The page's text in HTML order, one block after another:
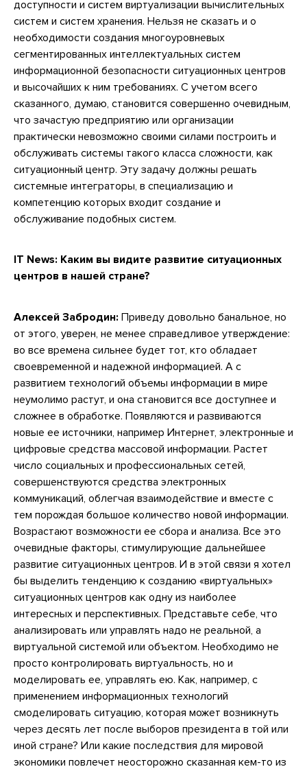
доступности и систем виртуализации вычислительных
систем и систем хранения. Нельзя не сказать и о
необходимости создания многоуровневых
сегментированных интеллектуальных систем
информационной безопасности ситуационных центров
и высочайших к ним требованиях. С учетом всего
сказанного, думаю, становится совершенно очевидным,
что зачастую предприятию или организации
практически невозможно своими силами построить и
обслуживать системы такого класса сложности, как
ситуационный центр. Эту задачу должны решать
системные интеграторы, в специализацию и
компетенцию которых входит создание и
обслуживание подобных систем.
IT News: Каким вы видите развитие ситуационных
центров в нашей стране?
Алексей Забродин: Приведу довольно банальное, но
от этого, уверен, не менее справедливое утверждение:
во все времена сильнее будет тот, кто обладает
своевременной и надежной информацией. А с
развитием технологий объемы информации в мире
неумолимо растут, и она становится все доступнее и
сложнее в обработке. Появляются и развиваются
новые ее источники, например Интернет, электронные и
цифровые средства массовой информации. Растет
число социальных и профессиональных сетей,
совершенствуются средства электронных
коммуникаций, облегчая взаимодействие и вместе с
тем порождая большое количество новой информации.
Возрастают возможности ее сбора и анализа. Все это
очевидные факторы, стимулирующие дальнейшее
развитие ситуационных центров. И в этой связи я хотел
бы выделить тенденцию к созданию «виртуальных»
ситуационных центров как одну из наиболее
интересных и перспективных. Представьте себе, что
анализировать или управлять надо не реальной, а
виртуальной системой или объектом. Необходимо не
просто контролировать виртуальность, но и
моделировать ее, управлять ею. Как, например, с
применением информационных технологий
смоделировать ситуацию, которая может возникнуть
через десять лет после выборов президента в той или
иной стране? Или какие последствия для мировой
экономики повлечет неосторожно сказанная кем-то из